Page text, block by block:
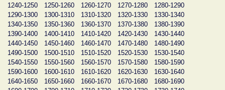
1240-1250
1250-1260 1260-1270 1270-1280
1280-1290
1290-1300
1300-1310 1310-1320 1320-1330
1330-1340
1340-1350
1350-1360 1360-1370 1370-1380
1380-1390
1390-1400
1400-1410 1410-1420 1420-1430
1430-1440
1440-1450
1450-1460 1460-1470 1470-1480
1480-1490
1490-1500
1500-1510 1510-1520 1520-1530
1530-1540
1540-1550
1550-1560 1560-1570 1570-1580
1580-1590
1590-1600
1600-1610 1610-1620 1620-1630
1630-1640
1640-1650
1650-1660 1660-1670 1670-1680
1680-1690